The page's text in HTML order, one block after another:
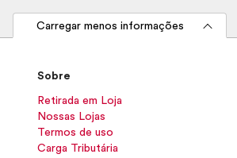
Carregar menos informações
Sobre
Retirada em Loja
Nossas Lojas
Termos de uso
Carga Tributária